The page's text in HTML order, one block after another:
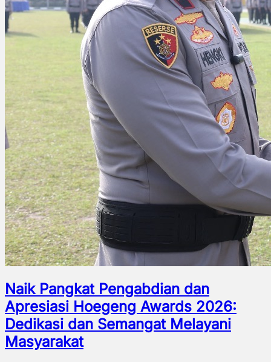
Naik Pangkat Pengabdian dan
Apresiasi Hoegeng Awards 2026:
Dedikasi dan Semangat Melayani
Masyarakat